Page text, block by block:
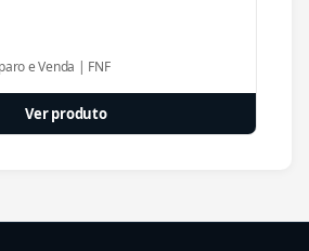
e Venda | FNF
Ver produto